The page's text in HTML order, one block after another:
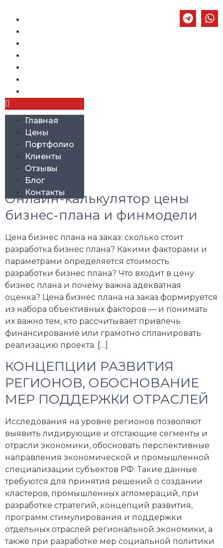
Главная
Цены
Портфолио
Клиенты
Отзывы
Блог
Контакты
Рубрика:
Онлайн-калькулятор цены
бизнес-плана и финмодели
Цена бизнес плана на заказ: сколько стоит
разработка бизнес плана? Какими факторами и
параметрами определяется стоимость
разработки бизнес плана? Что входит в цену
бизнес плана и почему важна адекватная
оценка? Цена бизнес плана на заказ формируется
из набора объективных факторов — и понимать
их важно тем, кто рассчитывает привлечь
финансирование или грамотно спланировать
реализацию проекта. […]
КОНЦЕПЦИИ РАЗВИТИЯ
РЕГИОНОВ, ОБОСНОВАНИЕ
МЕР ПОДДЕРЖКИ ОТРАСЛЕЙ
Исследования на уровне регионов позволяют
выявить лидирующие и отстающие сегменты и
отрасли экономики, обосновать перспективные
направления экономической и промышленной
специализации субъектов РФ. Такие данные
требуются для принятия решений о создании
кластеров, промышленных агломераций, при
разработке стратегий, концепций развития,
программ стимулирования и поддержки
отдельных отраслей региональной экономики, а
также при разработке мер социальной политики